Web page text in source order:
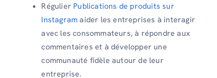
Régulier Publications de produits sur
Instagramaider les entreprises à interagir
avec les consommateurs, à répondre aux
commentaires et à développer une
communauté fidèle autour de leur
entreprise.